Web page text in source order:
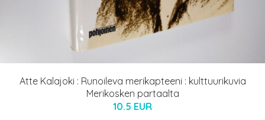
Atte Kalajoki : Runoileva merikapteeni : kulttuurikuvia
Merikosken partaalta
10.5 EUR